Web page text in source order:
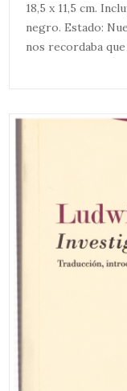
18,5 x 11,5 cm.
negro. Estado:
nos recordaba